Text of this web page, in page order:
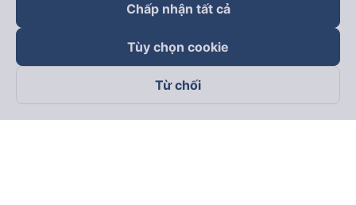
Theo dõi chúng tôi trên
Chấp nhận tất cả
Tùy chọn cookie
Từ chối